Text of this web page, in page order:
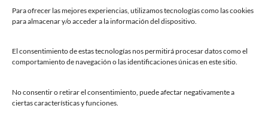
Para ofrecer las mejores experiencias, utilizamos tecnologías como las cookies
para almacenar y/o acceder a la información del dispositivo.
El consentimiento de estas tecnologías nos permitirá procesar datos como el
comportamiento de navegación o las identificaciones únicas en este sitio.
No consentir o retirar el consentimiento, puede afectar negativamente a
ciertas características y funciones.
Horarios y contacto
Teléfonos de interés
Chatbot Siero
SEDES ELECTRÓNICAS
Sede del Ayuntamiento de Siero